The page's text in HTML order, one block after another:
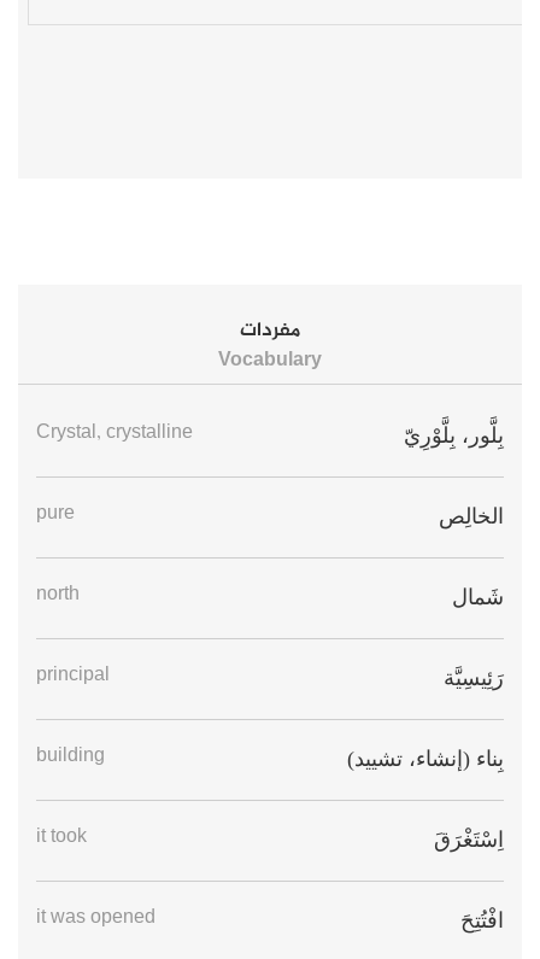
مفردات
Vocabulary
بِلَّور، بِلَّوْرِيّ Crystal, crystalline
الخالِص pure
شَمال north
رَئِيسِيَّة principal
بِناء (إنشاء، تشييد) building
اِسْتَغْرَقَ it took
افْتُتِحَ it was opened